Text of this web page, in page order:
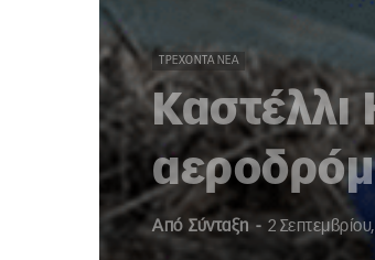
ΤΡΈΧΟΝΤΑ ΝΈΑ
Καστέλλι
Από Σύνταξη - 2